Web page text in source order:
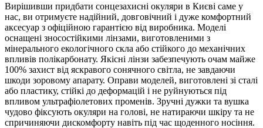
Вирішивши придбати сонцезахисні окуляри в Києві саме у
нас, ви отримуєте надійний, довговічний і дуже комфортний
аксесуар з офіційною гарантією від виробника. Моделі
оснащені зносостійкими лінзами, виготовленими з
мінерального екологічного скла або стійкого до механічних
впливів полікарбонату. Якісні лінзи забезпечують очам майже
100% захист від яскравого сонячного світла, не завдаючи
шкоди зоровому апарату. Оправи моделей, виготовлені зі сталі
або пластику, стійкі до деформацій і не руйнуються під
впливом ультрафіолетових променів. Зручні дужки та вушка
чудово фіксують окуляри на голові, не натираючи шкіру та не
спричиняючи дискомфорту навіть під час щоденного носіння.